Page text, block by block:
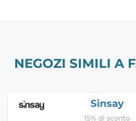
NEGOZI SIMILI A
Sinsay
15% di sconto